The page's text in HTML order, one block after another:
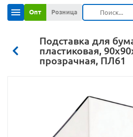
Опт Розница
Подставка для
пластиковая,
прозрачная, ПЛ61